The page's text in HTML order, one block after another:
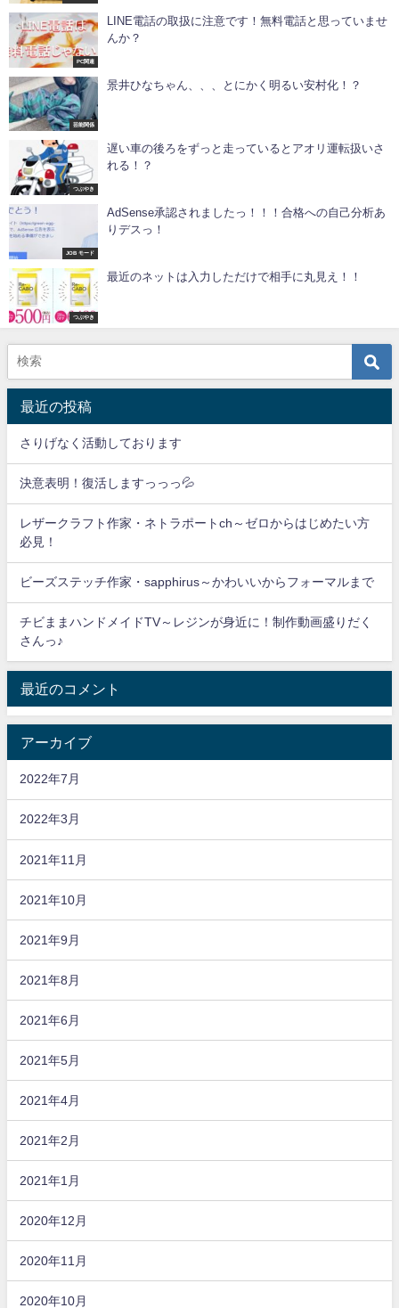
PC関連
LINE電話の取扱に注意です！無料電話と思っていませ
んか？
芸能関係
景井ひなちゃん、、、とにかく明るい安村化！？
つぶやき
遅い車の後ろをずっと走っているとアオリ運転扱いさ
れる！？
JOB モード
AdSense承認されましたっ！！！合格への自己分析あ
りデスっ！
つぶやき
最近のネットは入力しただけで相手に丸見え！！
最近の投稿
さりげなく活動しております
決意表明！復活しますっっっ💦
レザークラフト作家・ネトラポートch～ゼロからはじめたい方
必見！
ビーズステッチ作家・sapphirus～かわいいからフォーマルまで
チビままハンドメイドTV～レジンが身近に！制作動画盛りだく
さんっ♪
最近のコメント
アーカイブ
2022年7月
2022年3月
2021年11月
2021年10月
2021年9月
2021年8月
2021年6月
2021年5月
2021年4月
2021年2月
2021年1月
2020年12月
2020年11月
2020年10月